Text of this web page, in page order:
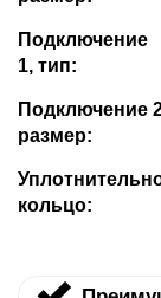
Подключение
1, тип:
Подключение
размер:
кольцо: